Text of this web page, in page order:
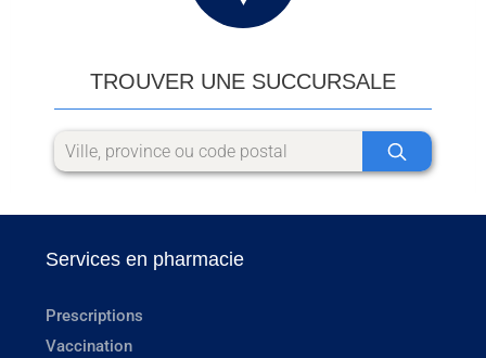
TROUVER UNE SUCCURSALE
Services en pharmacie
Prescriptions
Vaccination